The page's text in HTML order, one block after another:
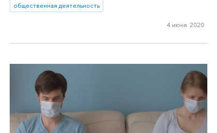
общественная деятельность
4 июня 2020